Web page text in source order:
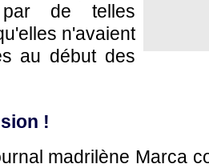
de telles
n'avaient
au début des
!
madrilène Marca